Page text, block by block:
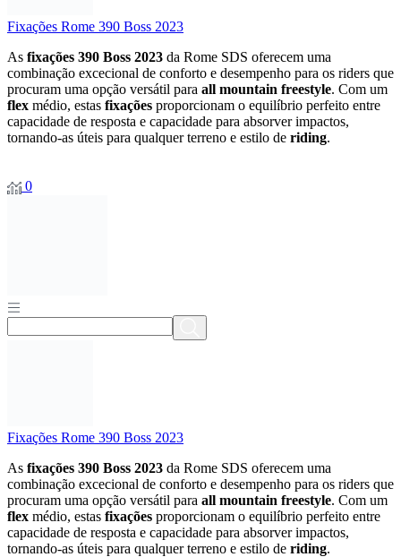
Fixações Rome 390 Boss 2023
As fixações 390 Boss 2023 da Rome SDS oferecem uma
combinação excecional de conforto e desempenho para os riders que
procuram uma opção versátil para all mountain freestyle. Com um
flex médio, estas fixações proporcionam o equilíbrio perfeito entre
capacidade de resposta e capacidade para absorverimpactos,
tornando-as úteis para qualquerterreno e estilo de riding.
0
Fixações Rome 390 Boss 2023
As fixações 390 Boss 2023 da Rome SDS oferecem uma
combinação excecional de conforto e desempenho para os riders que
procuram uma opção versátil para all mountain freestyle. Com um
flex médio, estas fixações proporcionam o equilíbrio perfeito entre
capacidade de resposta e capacidade para absorverimpactos,
tornando-as úteis para qualquerterreno e estilo de riding.